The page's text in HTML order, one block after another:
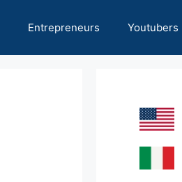
Entrepreneurs Youtubers